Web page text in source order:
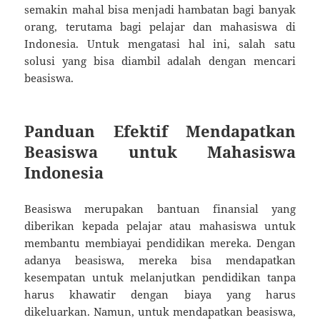
semakin mahal bisa menjadi hambatan bagi banyak
orang, terutama bagi pelajar dan mahasiswa di
Indonesia. Untuk mengatasi hal ini, salah satu
solusi yang bisa diambil adalah dengan mencari
beasiswa.
Panduan Efektif Mendapatkan
Beasiswa untuk Mahasiswa
Indonesia
Beasiswa merupakan bantuan finansial yang
diberikan kepada pelajar atau mahasiswa untuk
membantu membiayai pendidikan mereka. Dengan
adanya beasiswa, mereka bisa mendapatkan
kesempatan untuk melanjutkan pendidikan tanpa
harus khawatir dengan biaya yang harus
dikeluarkan. Namun, untuk mendapatkan beasiswa,